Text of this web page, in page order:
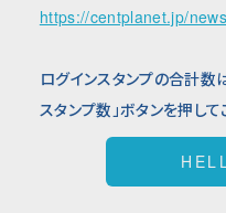
https://centplanet.jp/
ログインスタンプの合計数
スタンプ数」ボタンを押し